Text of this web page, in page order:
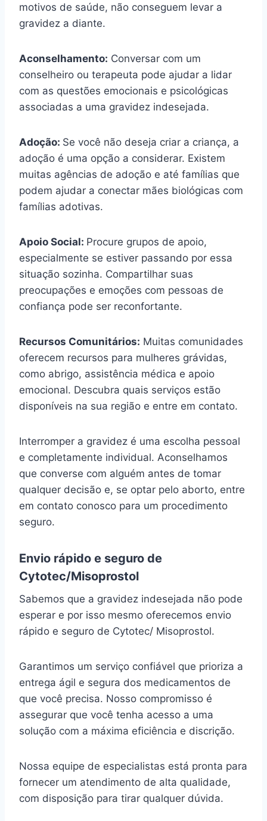
motivos de saúde, não conseguem levar a
gravidez a diante.
Aconselhamento: Conversar com um
conselheiro ou terapeuta pode ajudar a lidar
com as questões emocionais e psicológicas
associadas a uma gravidez indesejada.
Adoção: Se você não deseja criar a criança, a
adoção é uma opção a considerar. Existem
muitas agências de adoção e até famílias que
podem ajudar a conectar mães biológicas com
famílias adotivas.
Apoio Social: Procure grupos de apoio,
especialmente se estiver passando por essa
situação sozinha. Compartilhar suas
preocupações e emoções com pessoas de
confiança pode ser reconfortante.
Recursos Comunitários: Muitas comunidades
oferecem recursos para mulheres grávidas,
como abrigo, assistência médica e apoio
emocional. Descubra quais serviços estão
disponíveis na sua região e entre em contato.
Interromper a gravidez é uma escolha pessoal
e completamente individual. Aconselhamos
que converse com alguém antes de tomar
qualquer decisão e, se optar pelo aborto, entre
em contato conosco para um procedimento
seguro.
Envio rápido e seguro de
Cytotec/Misoprostol
Sabemos que a gravidez indesejada não pode
esperar e por isso mesmo oferecemos envio
rápido e seguro de Cytotec/ Misoprostol.
Garantimos um serviço confiável que prioriza a
entrega ágil e segura dos medicamentos de
que você precisa. Nosso compromisso é
assegurar que você tenha acesso a uma
solução com a máxima eficiência e discrição.
Nossa equipe de especialistas está pronta para
fornecer um atendimento de alta qualidade,
com disposição para tirar qualquer dúvida.